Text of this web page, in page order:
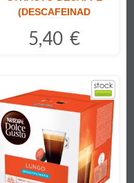
(DESCAFEINAD
5,40 €